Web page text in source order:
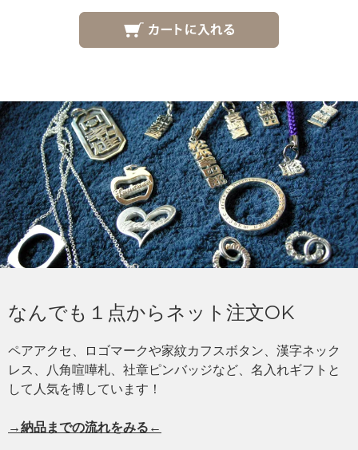
なんでも１点からネット注文OK
ペアアクセ、ロゴマークや家紋カフスボタン、漢字ネック
レス、八角喧嘩札、社章ピンバッジなど、名入れギフトと
して人気を博しています！
→納品までの流れをみる←